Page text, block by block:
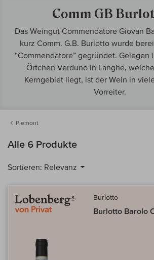
Comm GB
Das Weingut Commendatore Giovan
kurz Comm. G.B. Burlotto wurde
“Commendatore” gegründet. Gelegen
Örtchen Verduno in Langhe,
Kerngebiet liegt, ist der Wein in
Vorreiter.
Piemont
Alle 6 Produkte
Sortieren: Relevanz
Burlotto
Burlotto Barolo